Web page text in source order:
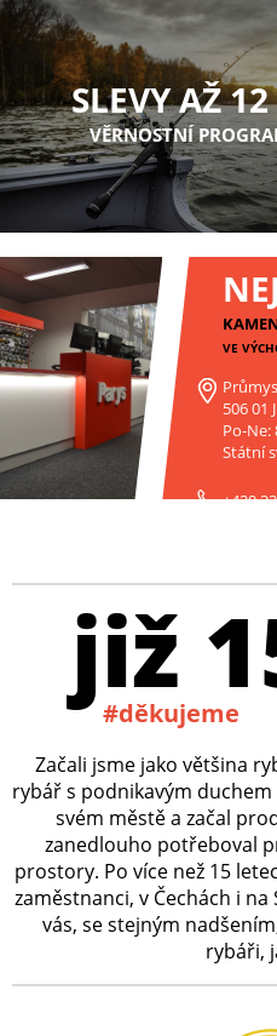
SLEVY AŽ
VĚRNOSTNÍ
VE
506 01
Po-Ne:
Státní
+420
již
#děkujeme
Začali jsme jako většina
rybář s podnikavým
svém městě a začal
zanedlouho potřeboval
prostory. Po více než 15
zaměstnanci, v Čechách i
vás, se stejným
rybáři,